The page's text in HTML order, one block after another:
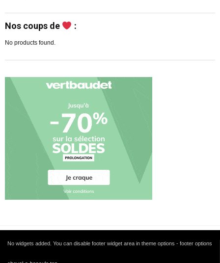
Nos coups de :
No products found.
No widgets added. You can disable footer widget area in theme options - footer options